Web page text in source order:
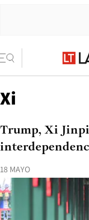
Xi
18 MAYO
Trump, Xi